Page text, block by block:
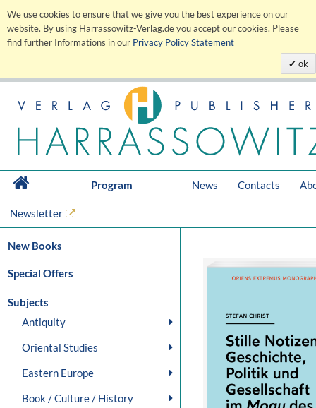
We use cookies to ensure that we give you the best experience on our
website. By using Harrassowitz-Verlag.de you accept our cookies. Please
find further Informations in our Privacy Policy Statement
ok
Program News Contacts
Newsletter
New Books
Special Offers
Subjects
Antiquity
Oriental Studies
Eastern Europe
Book / Culture / History